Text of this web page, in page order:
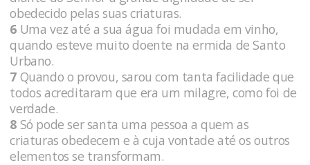
obedecido pelas suas criaturas.
6 Uma vez até a sua água foi mudada em vinho,
quando esteve muito doente na ermida de Santo
Urbano.
7 Quando o provou, sarou com tanta facilidade que
todos acreditaram que era um milagre, como foi de
verdade.
8 Só pode ser santa uma pessoa a quem as
criaturas obedecem e à cuja vontade até os outros
elementos se transformam.